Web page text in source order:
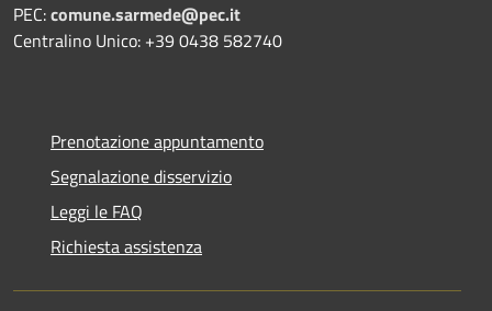
PEC:comune.sarmede@pec.it
Centralino Unico: +39 0438 582740
Prenotazione appuntamento
Segnalazione disservizio
Leggi le FAQ
Richiesta assistenza